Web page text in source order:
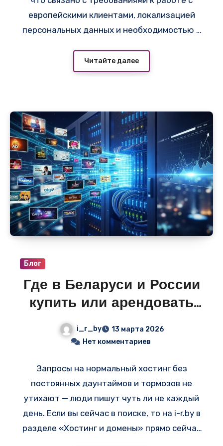
европейскими клиентами, локализацией
персональных данных и необходимостью в
санкционных рисков — например,
https://adminvps.ru/servers/cloud
пингом из Минска 18–28 мс. В разделе «VPS
и сервера» наi-r.by регулярно публикуются
актуальные объявления по европейским
локациям, где инфраструктура операторов
(Hetzner Cloud, UpCloud, Ficolo)
обеспечивает высокую
отказоустойчивость и стабильную
связность с Россией, Беларусью и
Прибалтикой.
Читайте далее
Блог
Где в Беларуси и России
купить или арендовать
лучший хостинг и
сервера — свежие
i_r_by
13 марта 2026
Нет комментариев
Запросы на нормальный хостинг без
постоянных даунтаймов и тормозов не
утихают — люди пишут чуть ли не каждый
день. Если вы сейчас в поиске, то на i-r.by в
разделе «Хостинг и домены» прямо сейчас